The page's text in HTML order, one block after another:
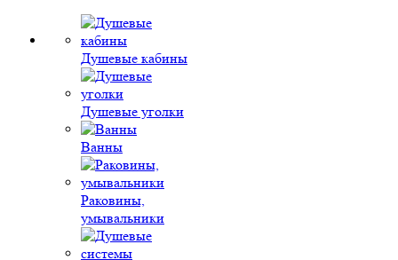
Душевые кабины
Душевые уголки
Ванны
Раковины,
умывальники